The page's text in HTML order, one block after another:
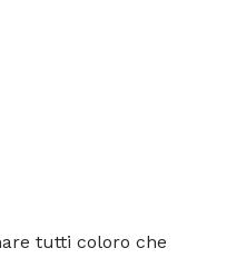
tutti coloro che